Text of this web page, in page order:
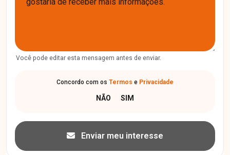
Você pode editar esta mensagem antes de enviar.
Concordo com os Termos e Privacidade
Enviar meu interesse